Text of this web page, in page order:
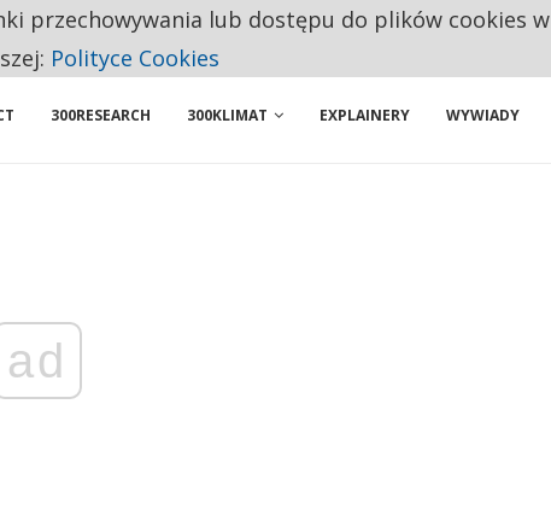
ZAKUPY
300RESEARCH 300KLIMAT EXPLAINERY WYWIADY
ad
przechowywania lub dostępu do plików cookies w
Polityce Cookies